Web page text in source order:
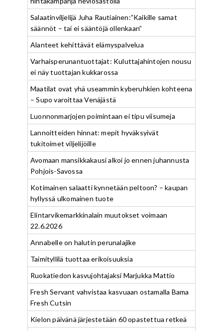
Salaatinviljelijä Juha Rautiainen:”Kaikille samat
säännöt – tai ei sääntöjä ollenkaan”
Alanteet kehittävät elämyspalvelua
Varhaisperunantuottajat: Kuluttajahintojen nousu
ei näy tuottajan kukkarossa
Maatilat ovat yhä useammin kyberuhkien kohteena
– Supo varoittaa Venäjästä
Luonnonmarjojen poimintaan ei tipu viisumeja
Lannoitteiden hinnat: mepit hyväksyivät
tukitoimet viljelijöille
Avomaan mansikkakausi alkoi jo ennen juhannusta
Pohjois-Savossa
Kotimainen salaatti kynnetään peltoon? – kaupan
hyllyssä ulkomainen tuote
Elintarvikemarkkinalain muutokset voimaan
22.6.2026
Annabelle on halutin perunalajike
Taimityllilä tuottaa erikoisuuksia
Ruokatiedon kasvujohtajaksi Marjukka Mattio
Fresh Servant vahvistaa kasvuaan ostamalla Bama
Fresh Cutsin
Kielon päivänä järjestetään 60 opastettua retkeä